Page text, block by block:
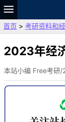
题库
故事
VIP
资料
首页 > 考研资料和
2023年经
本站小编 Free考研